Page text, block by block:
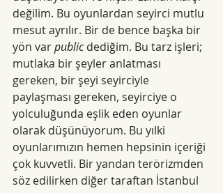
değilim. Bu oyunlardan seyirci mutlu
mesut ayrılır. Bir de bence başka bir
yön var public dediğim. Bu tarz işleri;
mutlaka bir şeyler anlatması
gereken, bir şeyi seyirciyle
paylaşması gereken, seyirciye o
yolculuğunda eşlik eden oyunlar
olarak düşünüyorum. Bu yılki
oyunlarımızın hemen hepsinin içeriği
çok kuvvetli. Bir yandan terörizmden
söz edilirken diğer taraftan İstanbul